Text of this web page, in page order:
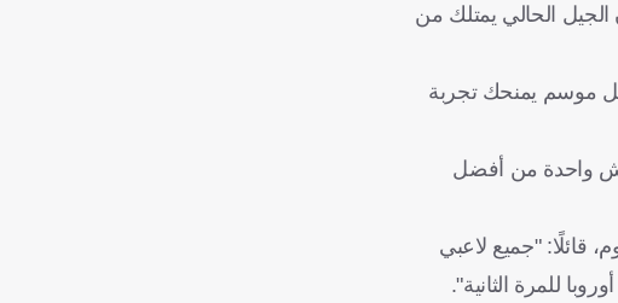
الحالي يمتلك من
كل موسم يمنحك تجربة
واحدة من أفضل
قائلًا: "جميع لاعبي
للمرة الثانية".